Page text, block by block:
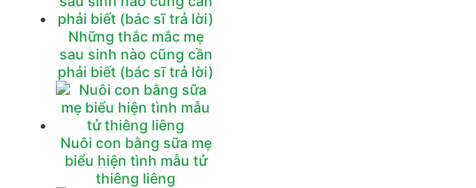
Những thắc mắc mẹ
sau sinh nào cũng cần
phải biết (bác sĩ trả lời)
Nuôi con bằng sữa mẹ
biểu hiện tình mẫu tử
thiêng liêng